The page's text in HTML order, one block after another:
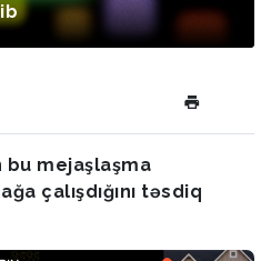
bu mejaşlaşma
çalışdığını təsdiq